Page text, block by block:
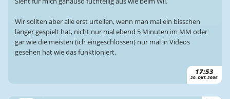
17:53
20. OKT. 2006
Wir sollten aber alle erst urteilen, wenn man mal ein bisschen
länger gespielt hat, nicht nur mal ebend 5 Minuten im MM oder
gar wie die meisten (ich eingeschlossen) nur mal in Videos
gesehen hat wie das funktioniert.